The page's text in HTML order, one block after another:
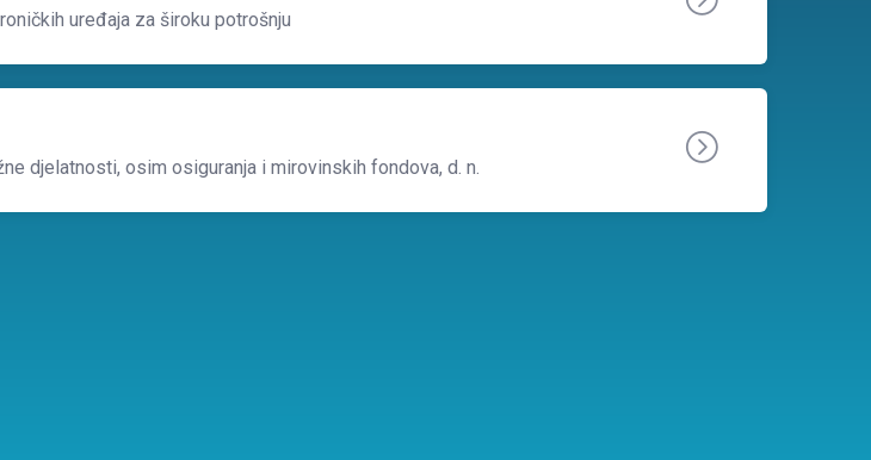
uređaja za široku potrošnju
djelatnosti, osim osiguranja i mirovinskih fondova, d. n.